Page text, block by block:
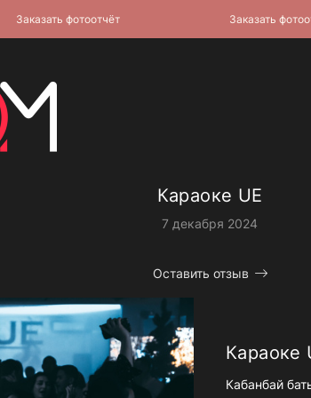
Караоке UE
7 декабря 2024
Оставить отзыв
Караоке
Кабанбай
Заказать фотоотчёт Заказать